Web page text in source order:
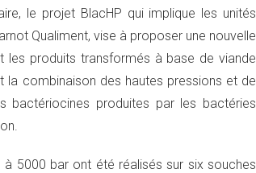
le projet BlacHP qui implique les unités
Qualiment, vise à proposer une nouvelle
les produits transformés à base de viande
la combinaison des hautes pressions et de
bactériocines produites par les bactéries
à 5000 bar ont été réalisés sur six souches